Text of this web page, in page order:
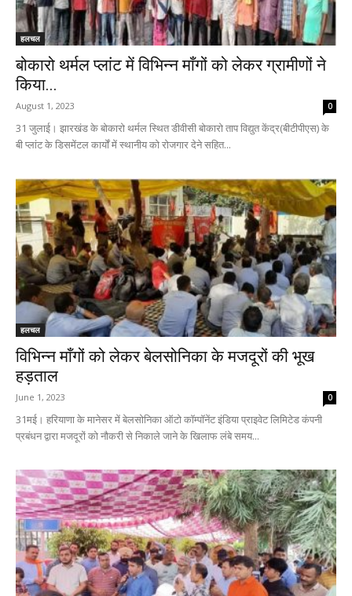
हलचल
बोकारो थर्मल प्लांट में विभिन्न माँगों को लेकर ग्रामीणों ने
किया...
August 1, 2023 0
31 जुलाई। झारखंड के बोकारो थर्मल स्थित डीवीसी बोकारो ताप विद्युत केंद्र(बीटीपीएस) के
बी प्लांट के डिसमेंटल कार्यों में स्थानीय को रोजगार देने सहित...
हलचल
विभिन्न माँगों को लेकर बेलसोनिका के मजदूरों की भूख
हड़ताल
June 1, 2023 0
31मई। हरियाणा के मानेसर में बेलसोनिका ऑटो कॉम्पॉनेंट इंडिया प्राइवेट लिमिटेड कंपनी
प्रबंधन द्वारा मजदूरों को नौकरी से निकाले जाने के खिलाफ लंबे समय...